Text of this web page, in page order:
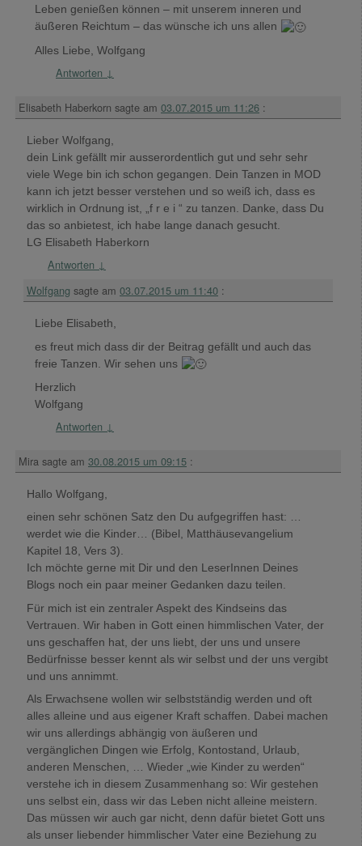
Leben genießen können – mit unserem inneren und
äußeren Reichtum – das wünsche ich uns allen
Alles Liebe, Wolfgang
Antworten ↓
Elisabeth Haberkorn sagte am 03.07.2015 um 11:26 :
Lieber Wolfgang,
dein Link gefällt mir ausserordentlich gut und sehr sehr
viele Wege bin ich schon gegangen. Dein Tanzen in MOD
kann ich jetzt besser verstehen und so weiß ich, dass es
wirklich in Ordnung ist, „f r e i “ zu tanzen. Danke, dass Du
das so anbietest, ich habe lange danach gesucht.
LG Elisabeth Haberkorn
Antworten ↓
Wolfgang sagte am 03.07.2015 um 11:40 :
Liebe Elisabeth,
es freut mich dass dir der Beitrag gefällt und auch das
freie Tanzen. Wir sehen uns
Herzlich
Wolfgang
Antworten ↓
Mira sagte am 30.08.2015 um 09:15 :
Hallo Wolfgang,
einen sehr schönen Satz den Du aufgegriffen hast: …
werdet wie die Kinder… (Bibel, Matthäusevangelium
Kapitel 18, Vers 3).
Ich möchte gerne mit Dir und den LeserInnen Deines
Blogs noch ein paar meiner Gedanken dazu teilen.
Für mich ist ein zentraler Aspekt des Kindseins das
Vertrauen. Wir haben in Gott einen himmlischen Vater, der
uns geschaffen hat, der uns liebt, der uns und unsere
Bedürfnisse besser kennt als wir selbst und der uns vergibt
und uns annimmt.
Als Erwachsene wollen wir selbstständig werden und oft
alles alleine und aus eigener Kraft schaffen. Dabei machen
wir uns allerdings abhängig von äußeren und
vergänglichen Dingen wie Erfolg, Kontostand, Urlaub,
anderen Menschen, … Wieder „wie Kinder zu werden“
verstehe ich in diesem Zusammenhang so: Wir gestehen
uns selbst ein, dass wir das Leben nicht alleine meistern.
Das müssen wir auch gar nicht, denn dafür bietet Gott uns
als unser liebender himmlischer Vater eine Beziehung zu